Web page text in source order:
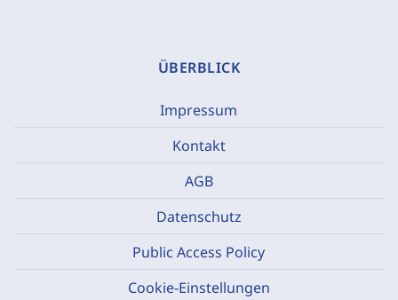
ÜBERBLICK
Impressum
Kontakt
AGB
Datenschutz
Public Access Policy
Cookie-Einstellungen